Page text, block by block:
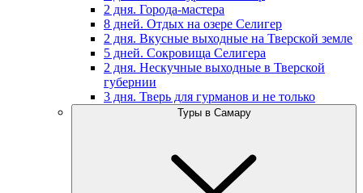
2 дня. Города-мастера
8 дней. Отдых на озере Селигер
2 дня. Вкусные выходные на Тверской земле
5 дней. Сокровища Селигера
2 дня. Нескучные выходные в Тверской
губернии
3 дня. Тверь для гурманов и не только
Туры в Самару